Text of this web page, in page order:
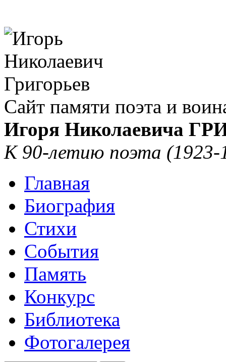
Сайт памяти поэта и
Игоря Николаевича
К 90-летию поэта (1923-
Главная
Биография
Стихи
События
Память
Конкурс
Библиотека
Фотогалерея